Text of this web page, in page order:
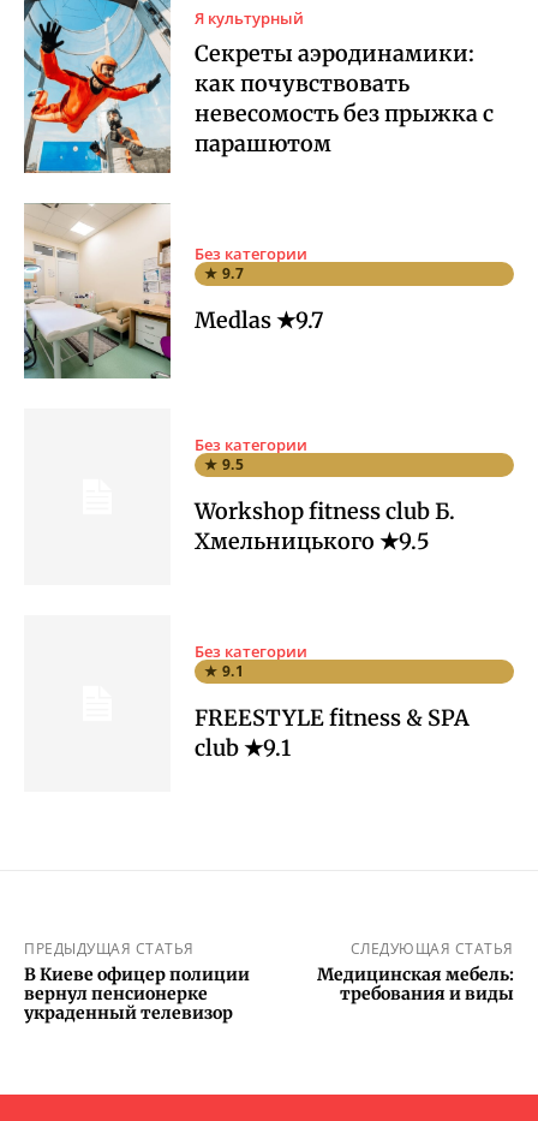
Я культурный
Секреты аэродинамики:
как почувствовать
невесомость без прыжка с
парашютом
Без категории
★ 9.7
Medlas ★9.7
Без категории
★ 9.5
Workshop fitness club Б.
Хмельницького ★9.5
Без категории
★ 9.1
FREESTYLE fitness & SPA
club ★9.1
ПРЕДЫДУЩАЯ СТАТЬЯ
В Киеве офицер полиции
вернул пенсионерке
украденный телевизор
СЛЕДУЮЩАЯ СТАТЬЯ
Медицинская мебель:
требования и виды